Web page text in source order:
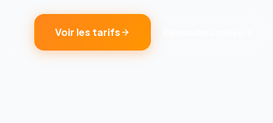
Voir les tarifs